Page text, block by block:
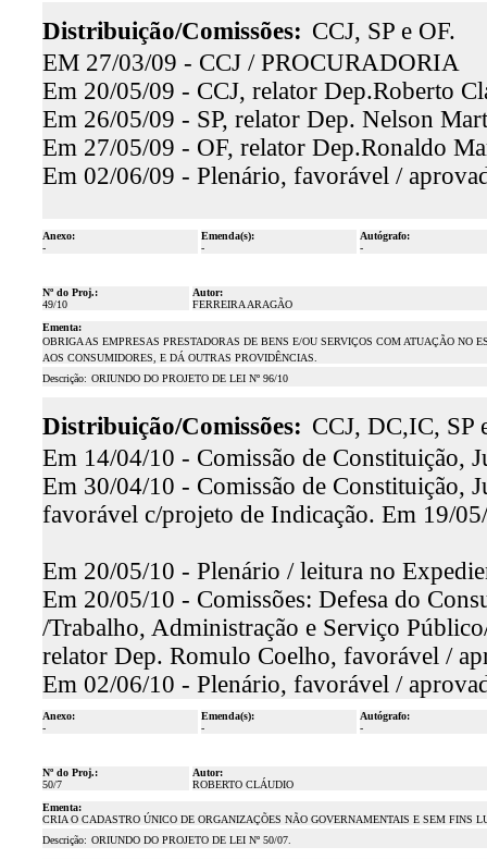
Distribuição/Comissões: CCJ, SP e OF.
EM 27/03/09 - CCJ / PROCURADORIA
Em 20/05/09 - CCJ, relator Dep.Roberto
Em 26/05/09 - SP, relator Dep. Nelson
Em 27/05/09 - OF, relator Dep.Ronaldo
Em 02/06/09 - Plenário, favorável /
Anexo:
-
Emenda(s):
-
Autógrafo:
-
Nº do Proj.:
49/10
Autor:
FERREIRA ARAGÃO
Ementa:
OBRIGA AS EMPRESAS PRESTADORAS DE BENS E/OU SERVIÇOS COM ATUAÇÃO NO
AOS CONSUMIDORES, E DÁ OUTRAS PROVIDÊNCIAS.
Descrição: ORIUNDO DO PROJETO DE LEI Nº 96/10
Distribuição/Comissões: CCJ, DC,IC, SP
Em 14/04/10 - Comissão de Constituição,
Em 30/04/10 - Comissão de Constituição,
favorável c/projeto de Indicação. Em 19/
Em 20/05/10 - Plenário / leitura no
Em 20/05/10 - Comissões: Defesa do
/Trabalho, Administração e Serviço
relator Dep. Romulo Coelho, favorável /
Em 02/06/10 - Plenário, favorável /
Anexo:
-
Emenda(s):
-
Autógrafo:
-
Nº do Proj.:
50/7
Autor:
ROBERTO CLÁUDIO
Ementa:
CRIA O CADASTRO ÚNICO DE ORGANIZAÇÕES NÃO GOVERNAMENTAIS E SEM FINS
Descrição: ORIUNDO DO PROJETO DE LEI Nº 50/07.